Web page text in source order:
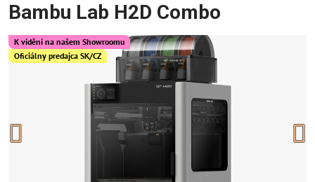
K vidění na našem Showroomu
Oficiálny predajca SK/CZ
Bambu Lab H2D Combo